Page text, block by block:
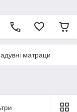
матраци